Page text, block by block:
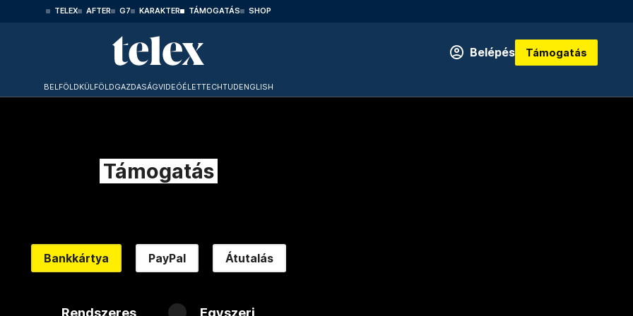
TELEX AFTER G7 KARAKTER TÁMOGATÁS SHOP
Belépés Támogatás
BELFÖLDKÜLFÖLDGAZDASÁGVIDEÓÉLETTECHTUDENGLISH
Támogatás
Bankkártya PayPal Átutalás
Rendszeres Egyszeri